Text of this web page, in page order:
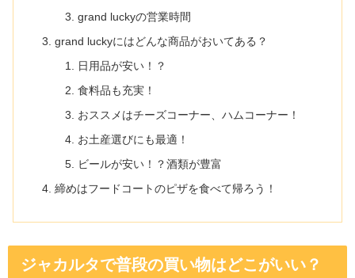
grand luckyの営業時間
grand luckyにはどんな商品がおいてある？
日用品が安い！？
食料品も充実！
おススメはチーズコーナー、ハムコーナー！
お土産選びにも最適！
ビールが安い！？酒類が豊富
締めはフードコートのピザを食べて帰ろう！
ジャカルタで普段の買い物はどこがいい？